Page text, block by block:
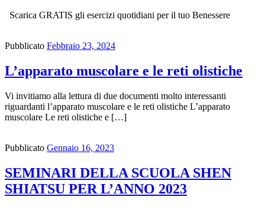
Scarica GRATIS gli esercizi quotidiani per il tuo Benessere
Pubblicato Febbraio 23, 2024
L’apparato muscolare e le reti olistiche
Vi invitiamo alla lettura di due documenti molto interessanti
riguardanti l’apparato muscolare e le reti olistiche L’apparato
muscolare Le reti olistiche e […]
Pubblicato Gennaio 16, 2023
SEMINARI DELLA SCUOLA SHEN
SHIATSU PER L’ANNO 2023